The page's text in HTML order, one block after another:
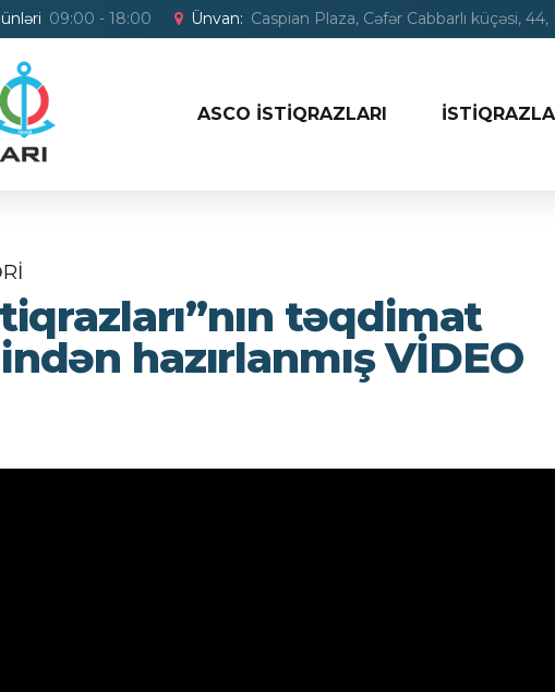
09:00 - 18:00 Ünvan: Caspian Plaza, Cəfər Cabbarlı küçəsi,
ASCO İSTİQRAZLARI
təqdimat
hazırlanmış VİDEO